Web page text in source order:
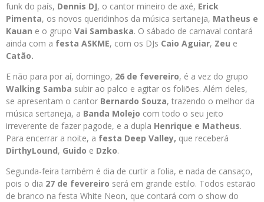
funk do país, Dennis DJ, o cantor mineiro de axé, Erick
Pimenta, os novos queridinhos da música sertaneja, Matheus e
Kauan e o grupo Vai Sambaska. O sábado de carnaval contará
ainda com a festa ASKME, com os DJs Caio Aguiar, Zeu e
Catão.
E não para por aí, domingo, 26 de fevereiro, é a vez do grupo
Walking Samba subir ao palco e agitar os foliões. Além deles,
se apresentam o cantor Bernardo Souza, trazendo o melhor da
música sertaneja, a Banda Molejo com todo o seu jeito
irreverente de fazer pagode, e a dupla Henrique e Matheus.
Para encerrar a noite, a festa Deep Valley, que receberá
DirthyLound, Guido e Dzko.
Segunda-feira também é dia de curtir a folia, e nada de cansaço,
pois o dia 27 de fevereiro será em grande estilo. Todos estarão
de branco na festa White Neon, que contará com o show do